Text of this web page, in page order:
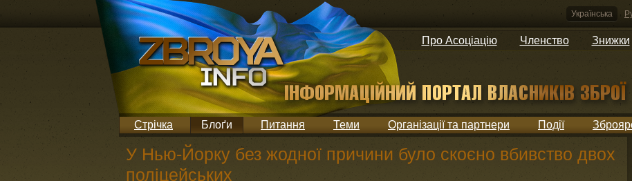
Українська
Про Асоціацію Членство Знижки
Стрічка Блоґи Питання Теми Організації та партнери Події
У Нью-Йорку без жодної причини було скоєно вбивство двох
поліцейських